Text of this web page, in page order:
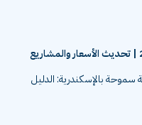
سموحة بالإسكندرية: الدليل